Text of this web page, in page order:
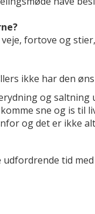
fortove og
ikke har den
og saltning
sne og is til
og det er ikke
tid